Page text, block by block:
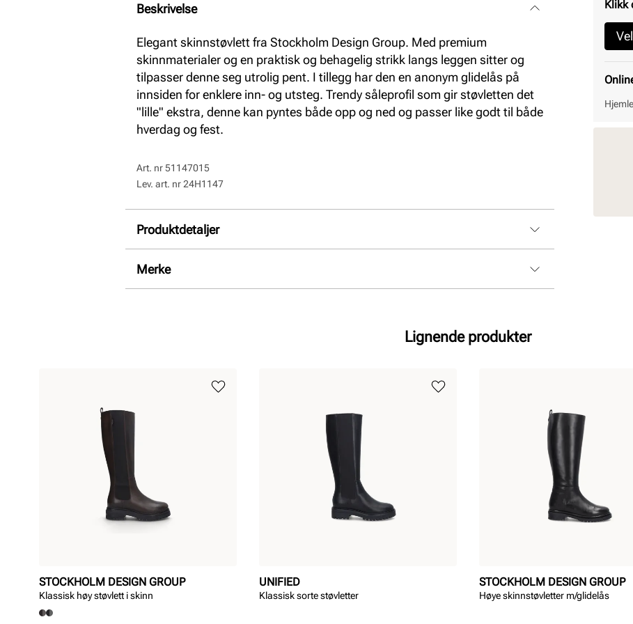
Beskrivelse
Elegant skinnstøvlett fra Stockholm Design Group. Med premium
skinnmaterialer og en praktisk og behagelig strikk langs leggen sitter og
tilpasser denne seg utrolig pent. I tillegg har den en anonym glidelås på
innsiden for enklere inn- og utsteg. Trendy såleprofil som gir støvletten det
"lille" ekstra, denne kan pyntes både opp og ned og passer like godt til både
hverdag og fest.
Art. nr51147015
Lev. art. nr24H1147
Produktdetaljer
Overdel:
Merke
Klikk
Lignende produkter
STOCKHOLM DESIGN GROUP
Klassisk høy støvlett i skinn
UNIFIED
Klassisk sorte støvletter
STOCKHOLM DESIGN GROUP
Høye skinnstøvletter m/glidelås